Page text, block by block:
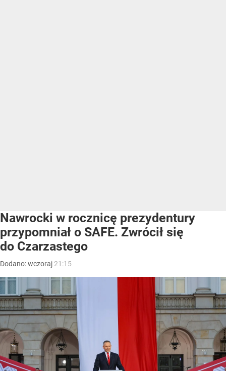
Nawrocki w rocznicę prezydentury
przypomniał o SAFE. Zwrócił się
do Czarzastego
Dodano:wczoraj 21:15